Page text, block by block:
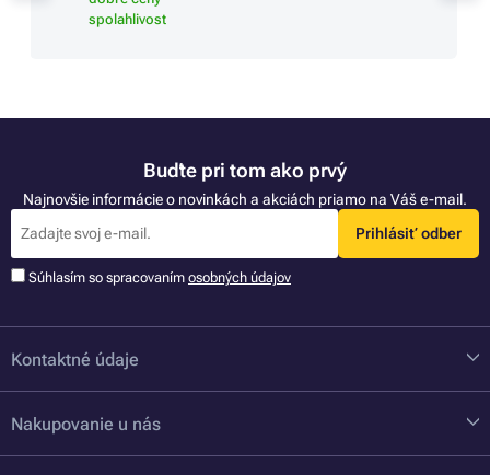
spolahlivost
Buďte pri tom ako prvý
Najnovšie informácie o novinkách a akciách priamo na Váš e-mail.
Prihlásiť odber
Súhlasím so spracovaním osobných údajov
Kontaktné údaje
Nakupovanie u nás